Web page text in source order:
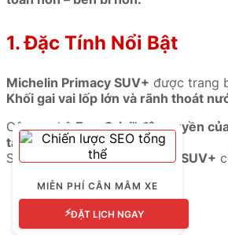
1. Đặc Tính Nổi Bật
Michelin Primacy SUV+ được trang
Khối gai vai lốp lớn và rãnh thoát
Công nghệEverGrip™ độc quyền
tăng độ êm vượt trội.
So với thế hệ trước,
Primacy SUV+
MIỄN PHÍ CÂN MÂM XE
⚡ĐẶT LỊCH NGAY